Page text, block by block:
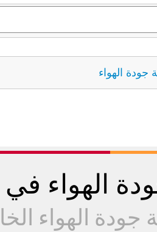
الهواء
الهواء
الهواء